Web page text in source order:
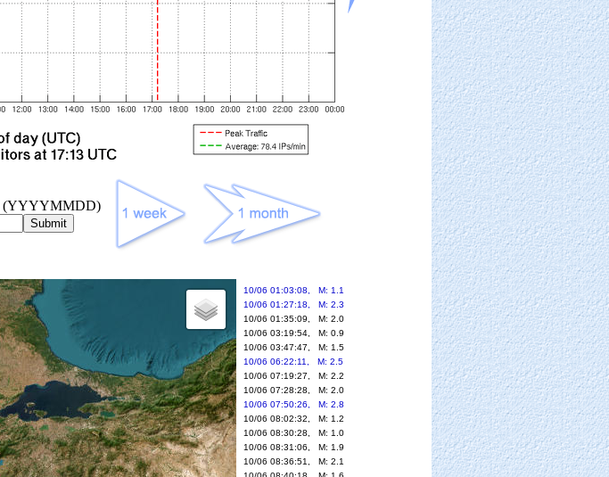
(YYYYMMDD)